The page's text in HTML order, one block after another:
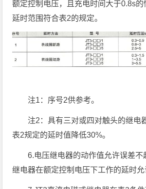
额定控制电压，且充电时间大于0.8s
延时范围符合表2的规定。
注1：序号2供参考。
注2：具有三对或四对触头的继电
表2规定的延时值降低30%。
6.电压继电器的动作值允许误差不
继电器在额定控制电压下工作的延时允